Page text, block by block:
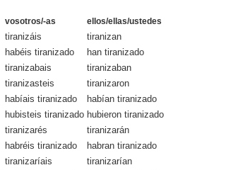
vosotros/-as ellos/ellas/ustedes
tiranizáis
tiranizan
habéis tiranizado
han tiranizado
tiranizabais
tiranizaban
tiranizasteis
tiranizaron
habíais tiranizado
habían tiranizado
hubisteis tiranizado hubieron tiranizado
tiranizarés
tiranizarán
habréis tiranizado
habran tiranizado
tiranizaríais
tiranizarían